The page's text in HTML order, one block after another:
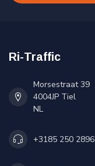
Ri-Traffic
Morsestraat 39
4004JP Tiel
NL
+3185 250 2896